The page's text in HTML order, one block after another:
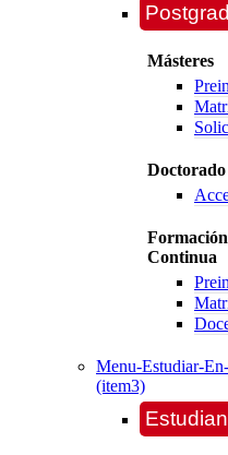
Másteres
Doctorado
Formación
Continua
Menu-Estudiar-
(item3)